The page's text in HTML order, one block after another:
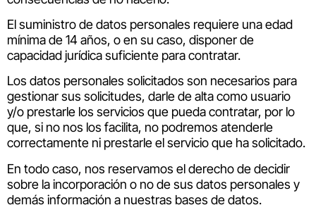
El suministro de datos personales requiere una edad
mínima de 14 años, o en su caso, disponer de
capacidad jurídica suficiente para contratar.
Los datos personales solicitados son necesarios para
gestionar sus solicitudes, darle de alta como usuario
y/o prestarle los servicios que pueda contratar, por lo
que, si no nos los facilita, no podremos atenderle
correctamente ni prestarle el servicio que ha solicitado.
En todo caso, nos reservamos el derecho de decidir
sobre la incorporación o no de sus datos personales y
demás información a nuestras bases de datos.